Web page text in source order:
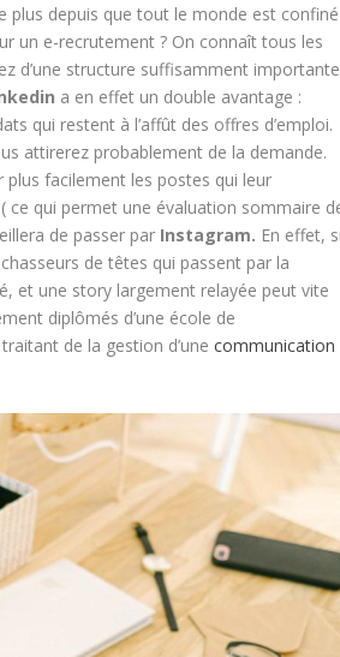
plus depuis que tout le monde est confiné
un e-recrutement ? On connaît tous les
d’une structure suffisamment
a en effet un double avantage :
qui restent à l’affût des offres d’emploi.
attirerez probablement de la demande.
facilement les postes qui leur
ce qui permet une évaluation sommaire
de passer par Instagram. En effet,
de têtes qui passent par la
et une story largement relayée peut vite
diplômés d’une école de
de la gestion d’unecommunication